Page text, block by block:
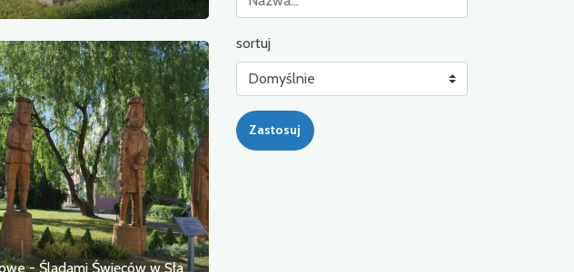
Rzeźby plenerowe - Śladami Święców w Sławnie
sortuj
Zastosuj